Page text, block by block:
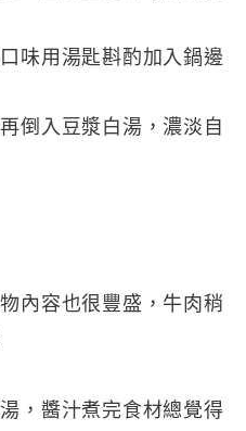
味用湯匙斟酌加入鍋邊
倒入豆漿白湯，濃淡自
內容也很豐盛，牛肉稍
，醬汁煮完食材總覺得